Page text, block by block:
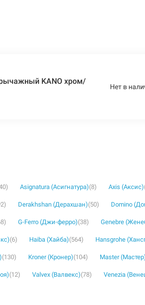
KANO хром/
Нет в
Asignatura (Асигнатура)(8) Axis (Аксис)
Derakhshan (Дерахшан)(50) Domino
G-Ferro (Джи-ферро)(38) Genebre
(6) Haiba (Хайба)(564) Hansgrohe
(130) Kroner (Кронер)(104) Master
(12) Valvex (Валвекс)(78) Venezia